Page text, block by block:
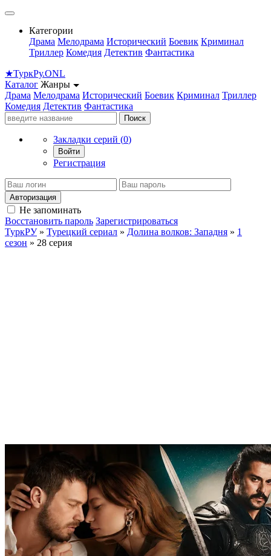
Категории
Драма Мелодрама Исторический Боевик Криминал
Триллер Комедия Детектив Фантастика
★ТуркРу.ONL
Каталог Жанры
Драма Мелодрама Исторический Боевик Криминал Триллер
Комедия Детектив Фантастика
Поиск
Закладки серий (0)
Войти
Регистрация
Авторизация
Не запоминать
Восстановить пароль Зарегистрироваться
ТуркРУ» Турецкий сериал » Долина волков: Западня » 1
сезон » 28 серия